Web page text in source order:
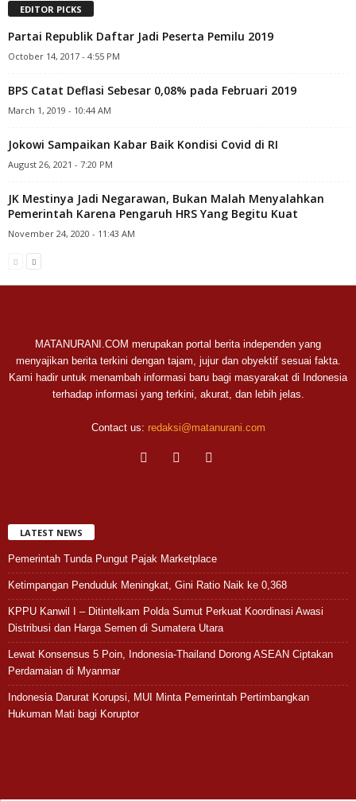
EDITOR PICKS
Partai Republik Daftar Jadi Peserta Pemilu 2019
October 14, 2017 - 4:55 PM
BPS Catat Deflasi Sebesar 0,08% pada Februari 2019
March 1, 2019 - 10:44 AM
Jokowi Sampaikan Kabar Baik Kondisi Covid di RI
August 26, 2021 - 7:20 PM
JK Mestinya Jadi Negarawan, Bukan Malah Menyalahkan
Pemerintah Karena Pengaruh HRS Yang Begitu Kuat
November 24, 2020 - 11:43 AM
MATANURANI.COM merupakan portal berita independen yang
menyajikan berita terkini dengan tajam, jujur dan obyektif sesuai fakta.
Kami hadir untuk menambah informasi baru bagi masyarakat di Indonesia
terhadap informasi yang terkini, akurat, dan lebih jelas.
Contact us: redaksi@matanurani.com
LATEST NEWS
Pemerintah Tunda Pungut Pajak Marketplace
Ketimpangan Penduduk Meningkat, Gini Ratio Naik ke 0,368
KPPU Kanwil I – Ditintelkam Polda Sumut Perkuat Koordinasi Awasi
Distribusi dan Harga Semen di Sumatera Utara
Lewat Konsensus 5 Poin, Indonesia-Thailand Dorong ASEAN Ciptakan
Perdamaian di Myanmar
Indonesia Darurat Korupsi, MUI Minta Pemerintah Pertimbangkan
Hukuman Mati bagi Koruptor